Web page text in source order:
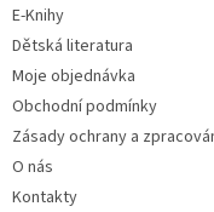
E-Knihy
Dětská literatura
Moje objednávka
Obchodní podmínky
Zásady ochrany a
O nás
Kontakty